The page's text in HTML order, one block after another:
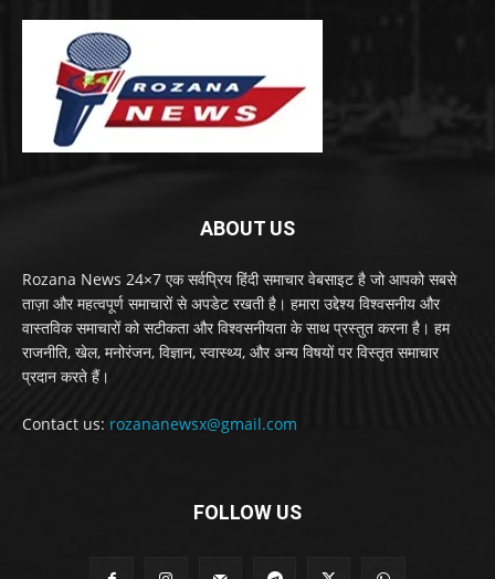
ABOUT US
Rozana News 24×7 एक सर्वप्रिय हिंदी समाचार वेबसाइट है जो आपको सबसे
ताज़ा और महत्वपूर्ण समाचारों से अपडेट रखती है। हमारा उद्देश्य विश्वसनीय और
वास्तविक समाचारों को सटीकता और विश्वसनीयता के साथ प्रस्तुत करना है। हम
राजनीति, खेल, मनोरंजन, विज्ञान, स्वास्थ्य, और अन्य विषयों पर विस्तृत समाचार
प्रदान करते हैं।
Contact us: rozananewsx@gmail.com
FOLLOW US